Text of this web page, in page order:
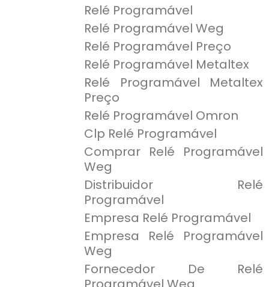
Relé Programável
Relé Programável Weg
Relé Programável Preço
Relé Programável Metaltex
Relé Programável Metaltex
Preço
Relé Programável Omron
Clp Relé Programável
Comprar Relé Programável
Weg
Distribuidor Relé
Programável
Empresa Relé Programável
Empresa Relé Programável
Weg
Fornecedor De Relé